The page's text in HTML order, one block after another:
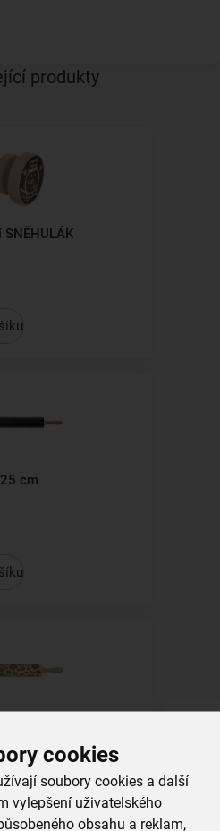
cookies
soubory cookies a další
vylepšení uživatelského
obsahu a reklam,
produkty
cm